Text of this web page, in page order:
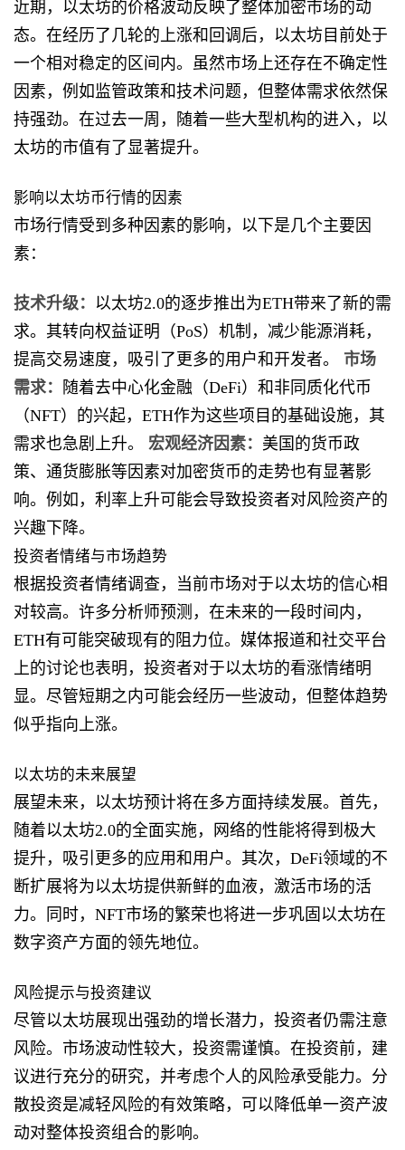
近期，以太坊的价格波动反映了整体加密市场的动
态。在经历了几轮的上涨和回调后，以太坊目前处于
一个相对稳定的区间内。虽然市场上还存在不确定性
因素，例如监管政策和技术问题，但整体需求依然保
持强劲。在过去一周，随着一些大型机构的进入，以
太坊的市值有了显著提升。
影响以太坊币行情的因素
市场行情受到多种因素的影响，以下是几个主要因
素：
技术升级：
以太坊2.0的逐步推出为ETH带来了新的需
求。其转向权益证明（PoS）机制，减少能源消耗，
提高交易速度，吸引了更多的用户和开发者。 市场
需求：
随着去中心化金融（DeFi）和非同质化代币
（NFT）的兴起，ETH作为这些项目的基础设施，其
需求也急剧上升。 宏观经济因素： 美国的货币政
策、通货膨胀等因素对加密货币的走势也有显著影
响。例如，利率上升可能会导致投资者对风险资产的
兴趣下降。
投资者情绪与市场趋势
根据投资者情绪调查，当前市场对于以太坊的信心相
对较高。许多分析师预测，在未来的一段时间内，
ETH有可能突破现有的阻力位。媒体报道和社交平台
上的讨论也表明，投资者对于以太坊的看涨情绪明
显。尽管短期之内可能会经历一些波动，但整体趋势
似乎指向上涨。
以太坊的未来展望
展望未来，以太坊预计将在多方面持续发展。首先，
随着以太坊2.0的全面实施，网络的性能将得到极大
提升，吸引更多的应用和用户。其次，DeFi领域的不
断扩展将为以太坊提供新鲜的血液，激活市场的活
力。同时，NFT市场的繁荣也将进一步巩固以太坊在
数字资产方面的领先地位。
风险提示与投资建议
尽管以太坊展现出强劲的增长潜力，投资者仍需注意
风险。市场波动性较大，投资需谨慎。在投资前，建
议进行充分的研究，并考虑个人的风险承受能力。分
散投资是减轻风险的有效策略，可以降低单一资产波
动对整体投资组合的影响。